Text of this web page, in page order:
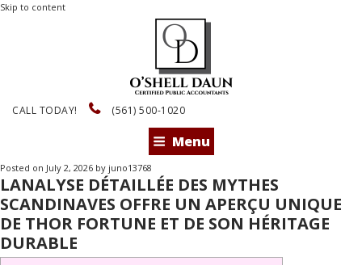
Skip to content
CALL TODAY! (561) 500-1020
Menu
Posted on July 2, 2026 by juno13768
LANALYSE DÉTAILLÉE DES MYTHES
SCANDINAVES OFFRE UN APERÇU UNIQUE
DE THOR FORTUNE ET DE SON HÉRITAGE
DURABLE